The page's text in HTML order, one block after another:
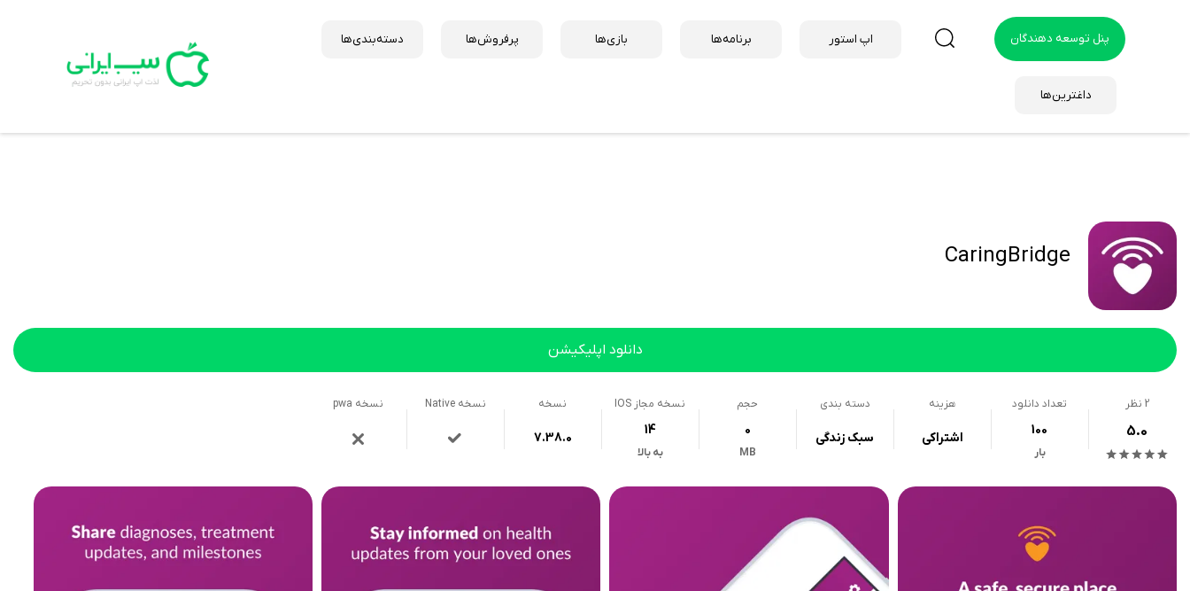
پنل توسعه دهندگان اپ استور برنامه‌ها بازی‌ها پرفروش‌ها دسته‌بندی‌ها
داغترین‌ها
CaringBridge
دانلود اپلیکیشن
2 نظر
5.0
تعداد دانلود
100
بار
هزینه
اشتراکی
دسته بندی
سبک زندگی
حجم
0
MB
نسخه مجاز IOS
14
به بالا
نسخه
7.38.0
نسخه Native نسخه pwa